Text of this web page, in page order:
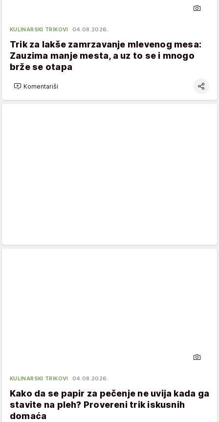
KULINARSKI TRIKOVI 04.08.2026.
Trik za lakše zamrzavanje mlevenog mesa:
Zauzima manje mesta, a uz to se i mnogo
brže se otapa
Komentariši
KULINARSKI TRIKOVI 04.08.2026.
Kako da se papir za pečenje ne uvija kada ga
stavite na pleh? Provereni trik iskusnih
domaća